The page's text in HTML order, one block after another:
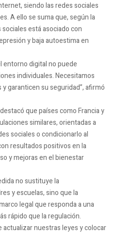
siendo las redes sociales
A ello se suma que, según la
está asociado con
y baja autoestima en
entorno digital no puede
individuales. Necesitamos
garanticen su seguridad”, afirmó
que países como Francia y
similares, orientadas a
sociales o condicionarlo al
resultados positivos en la
y mejoras en el bienestar
no sustituye la
y escuelas, sino que la
legal que responda a una
rápido que la regulación.
nuestras leyes y colocar